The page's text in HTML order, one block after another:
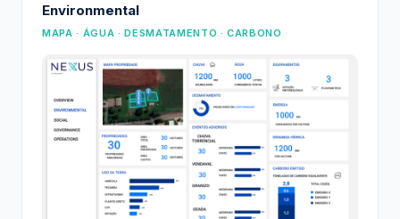
Environmental
MAPA · ÁGUA · DESMATAMENTO · CARBONO